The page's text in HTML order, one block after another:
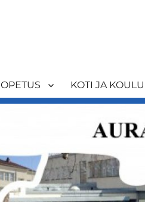
KOTI JA KOULU